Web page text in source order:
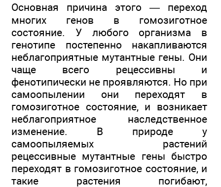
Основная причина этого — переход
многих генов в гомозиготное
состояние. У любого организма в
генотипе постепенно накапливаются
неблагоприятные мутантные гены. Они
чаще всего рецессивны и
фенотипически не проявляются. Но при
самоопылении они переходят в
гомозиготное состояние, и возникает
неблагоприятное наследственное
изменение. В природе у
самоопыляемых растений
рецессивные мутантные гены быстро
переходят в гомозиготное состояние, и
такие растения погибают,